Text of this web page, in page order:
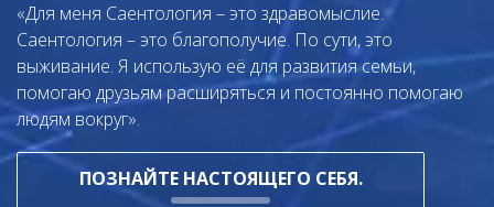
«Для меня Саентология – это здравомыслие.
Саентология – это благополучие. По сути, это
выживание. Я использую её для развития семьи,
помогаю друзьям расширяться и постоянно помогаю
людям вокруг».
ПОЗНАЙТЕ НАСТОЯЩЕГО СЕБЯ.